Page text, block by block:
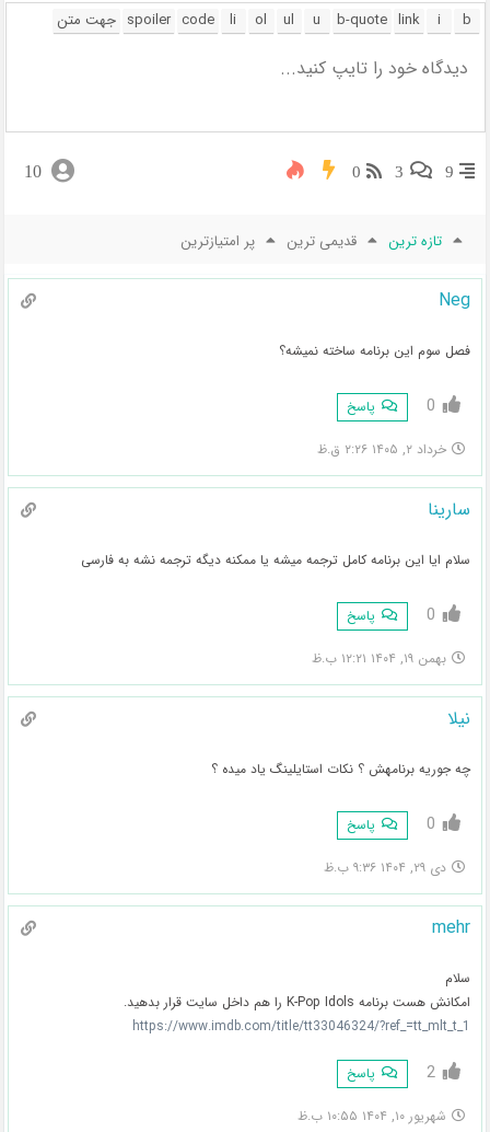
9
3
0
10
تازه ترین قدیمی ترین پر امتیازترین
Neg
فصل سوم این برنامه ساخته نمیشه؟
0 پاسخ
خرداد ۲, ۱۴۰۵ ۲:۲۶ ق.ظ
سارینا
سلام ایا این برنامه کامل ترجمه میشه یا ممکنه دیگه ترجمه نشه به فارسی
0 پاسخ
بهمن ۱۹, ۱۴۰۴ ۱۲:۲۱ ب.ظ
نیلا
چه جوریه برنامهش ؟ نکات استایلینگ یاد میده ؟
0 پاسخ
دی ۲۹, ۱۴۰۴ ۹:۳۶ ب.ظ
mehr
سلام
امکانش هست برنامه K-Pop Idols را هم داخل سایت قرار بدهید.
https://www.imdb.com/title/tt33046324/?ref_=tt_mlt_t_1
2 پاسخ
شهریور ۱۰, ۱۴۰۴ ۱۰:۵۵ ب.ظ